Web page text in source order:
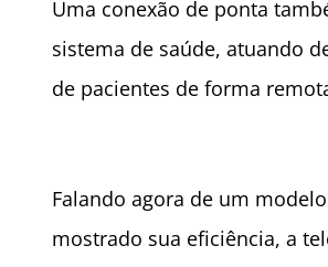
Uma conexão de ponta
sistema de saúde, atuando
de pacientes de forma
Falando agora de um
mostrado sua eficiência, a